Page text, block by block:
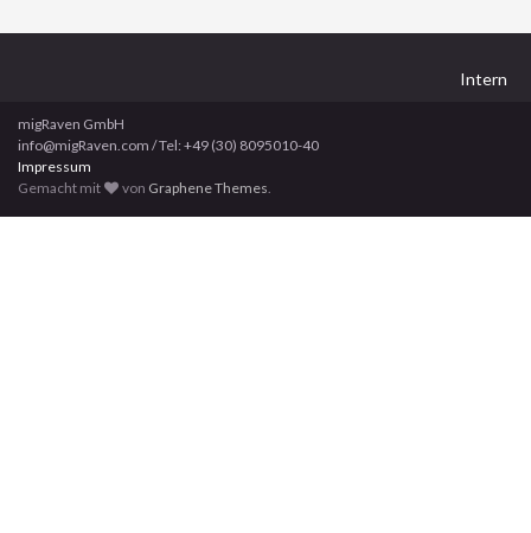
Intern
migRaven GmbH
info@migRaven.com / Tel: +49 (30) 8095010-40
Impressum
Gemacht mit
von Graphene Themes.